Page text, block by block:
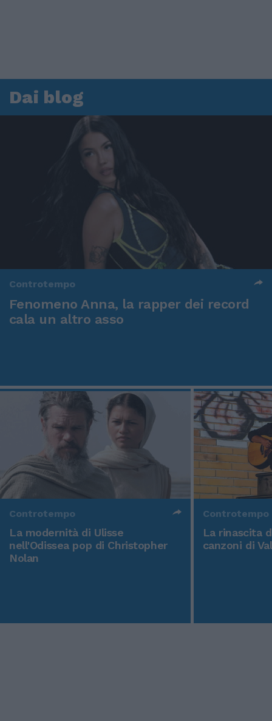
Dai blog
Controtempo
Fenomeno Anna, la rapper dei record
cala un altro asso
Controtempo
La modernità di Ulisse
nell'Odissea pop di Christopher
Nolan
Controtempo
La rinascita
canzoni di